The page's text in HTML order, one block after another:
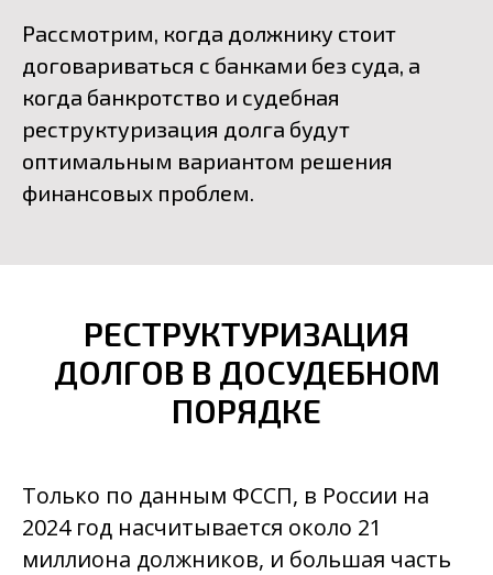
Рассмотрим, когда должнику стоит
договариваться с банками без суда, а
когда банкротство и судебная
реструктуризация долга будут
оптимальным вариантом решения
финансовых проблем.
РЕСТРУКТУРИЗАЦИЯ
ДОЛГОВ В ДОСУДЕБНОМ
ПОРЯДКЕ
Только по данным ФССП, в России на
2024 год насчитывается около 21
миллиона должников, и большая часть